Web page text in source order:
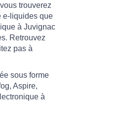
trouverez
e-liquides que
à Juvignac
Retrouvez
pas à
sous forme
Aspire,
à